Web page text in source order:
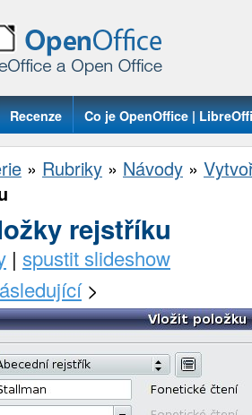
Recenze Co je OpenOffice |
» Rubriky » Návody »
rejstříku
| spustit slideshow
>